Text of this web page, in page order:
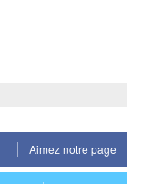
Aimez notre page